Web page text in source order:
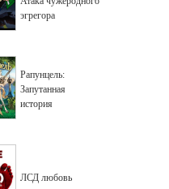
эгрегора
Рапунцель:
Запутанная
история
ЛСД любовь